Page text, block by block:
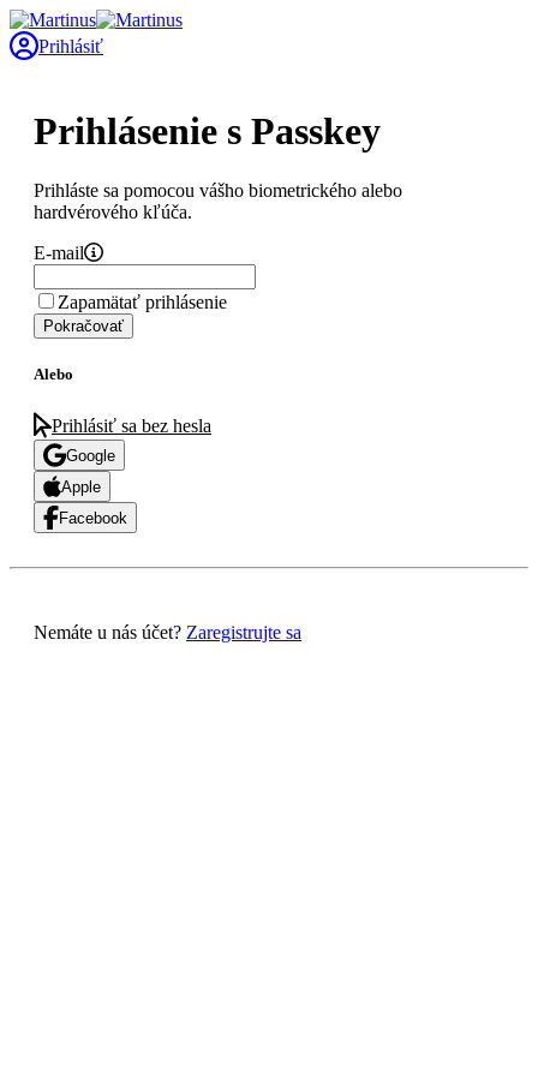
Prihlásiť
Prihlásenie s Passkey
Prihláste sa pomocou vášho biometrického alebo
hardvérového kľúča.
E-mail
Zapamätať prihlásenie
Pokračovať
Alebo
Prihlásiť sa bez hesla
Google
Apple
Facebook
Nemáte u nás účet? Zaregistrujte sa